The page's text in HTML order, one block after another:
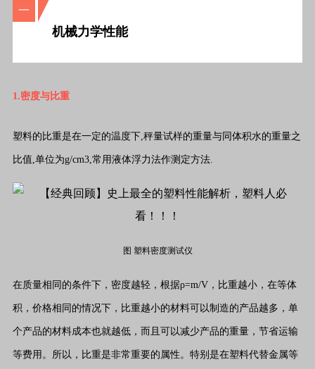
一
机械力学性能
1.密度与比重
塑料的比重是在一定的温度下,秤量试样的重量与同体积水的重量之
比值,单位为g/cm3,常用液体浮力法作测定方法.
图 塑料密度测试仪
在质量相同的条件下，密度越轻，根据ρ=m/V，比重越小，在等体
积，价格相同的情况下，比重越小的材料可以制造的产品越多，单
个产品的材料成本也就越低，而且可以减少产品的重量，节省运输
等费用。所以，比重是非常重要的属性。特别是在塑料代替金属等